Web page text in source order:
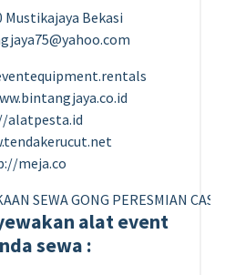
Mustikajaya Bekasi
alatpesta.id
meja.co
alat event
sewa :